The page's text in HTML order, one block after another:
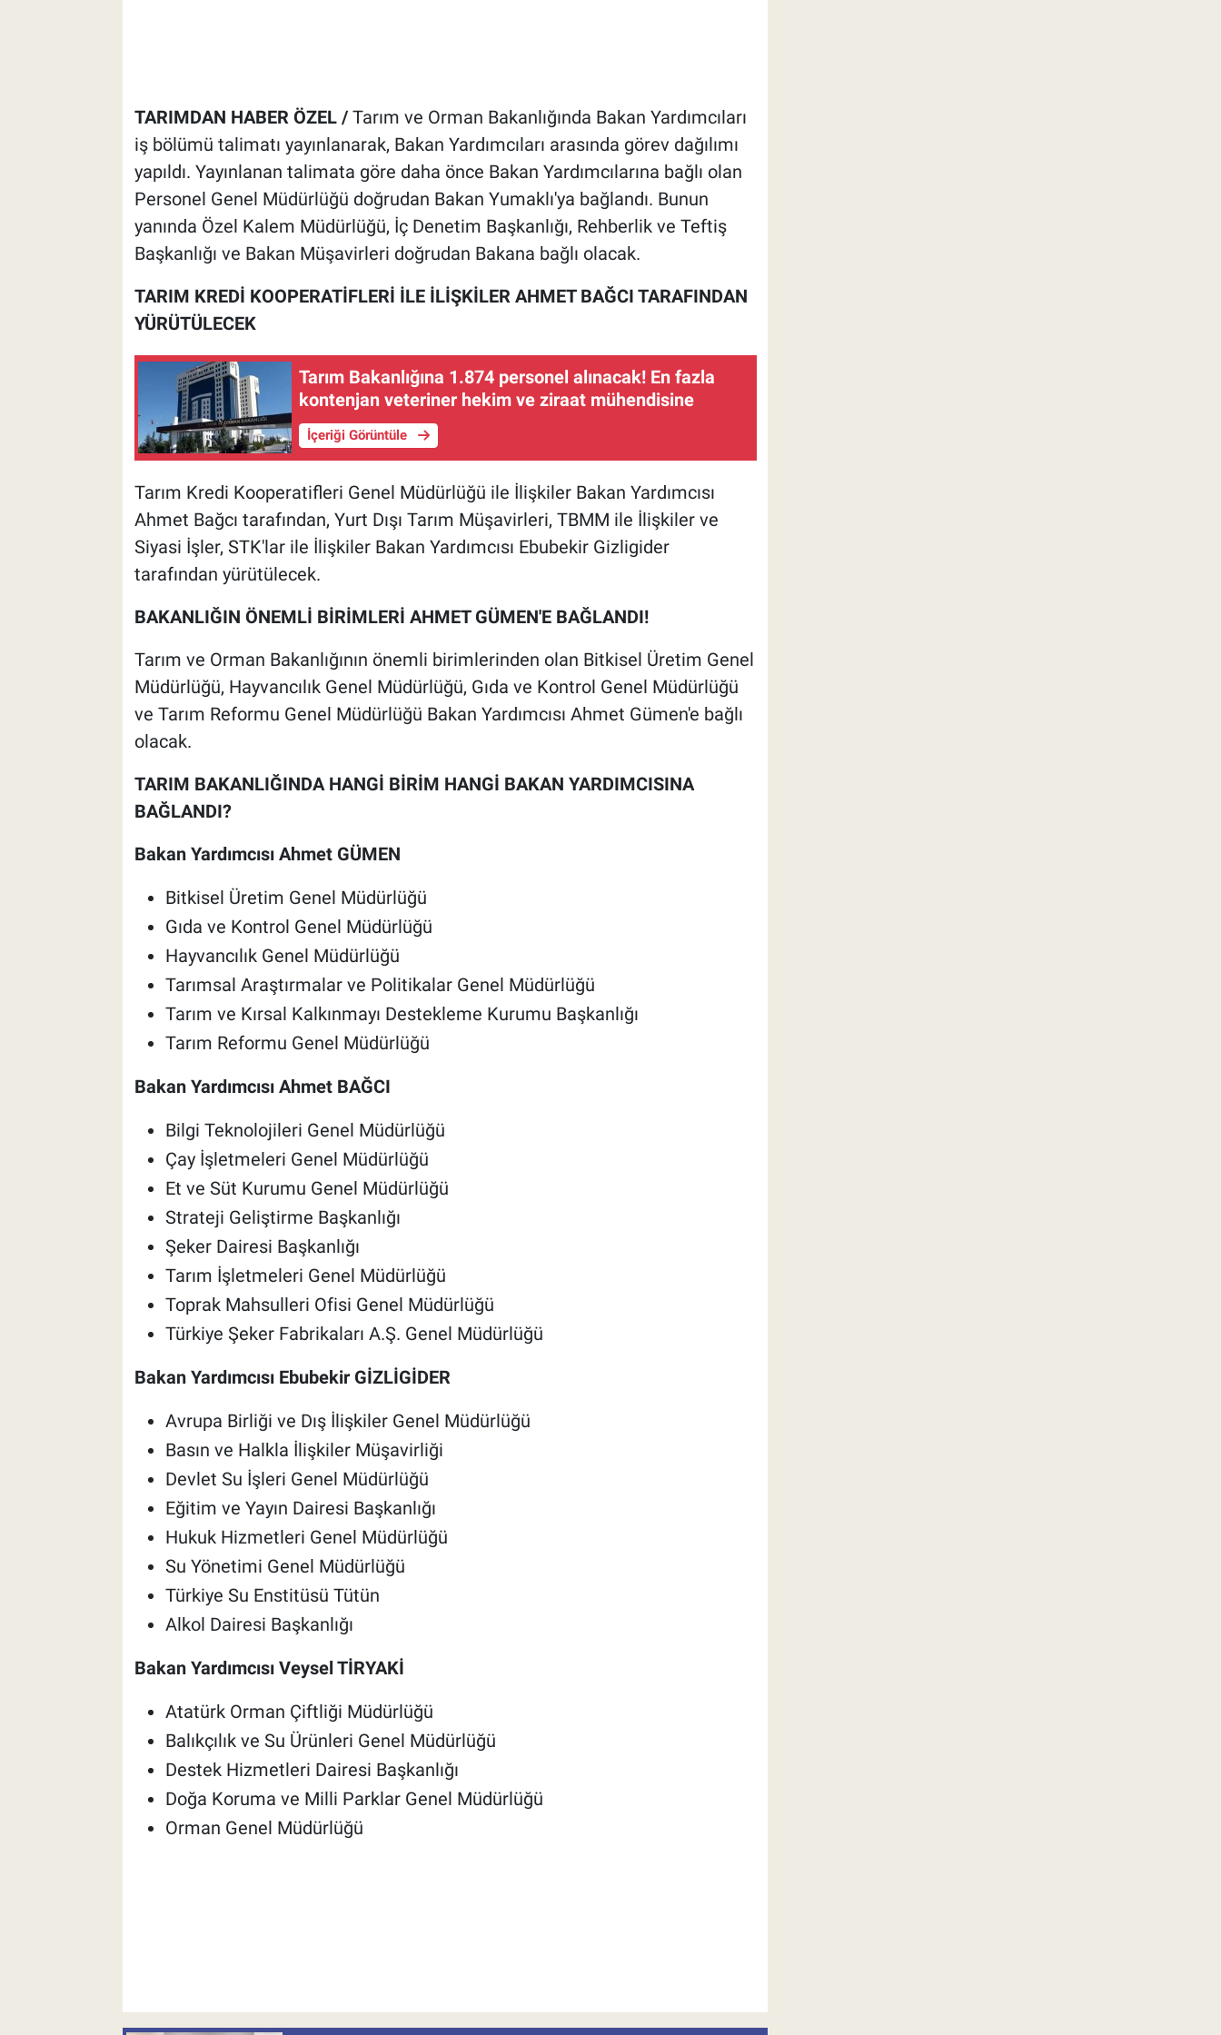
TARIMDAN HABER ÖZEL / Tarım ve Orman Bakanlığında Bakan Yardımcıları
iş bölümü talimatı yayınlanarak, Bakan Yardımcıları arasında görev dağılımı
yapıldı. Yayınlanan talimata göre daha önce Bakan Yardımcılarına bağlı olan
Personel Genel Müdürlüğü doğrudan Bakan Yumaklı'ya bağlandı. Bunun
yanında Özel Kalem Müdürlüğü, İç Denetim Başkanlığı, Rehberlik ve Teftiş
Başkanlığı ve Bakan Müşavirleri doğrudan Bakana bağlı olacak.
TARIM KREDİ KOOPERATİFLERİ İLE İLİŞKİLER AHMET BAĞCI TARAFINDAN
YÜRÜTÜLECEK
Tarım Bakanlığına 1.874 personel alınacak! En fazla
kontenjan veteriner hekim ve ziraat mühendisine
İçeriği Görüntüle
Tarım Kredi Kooperatifleri Genel Müdürlüğü ile İlişkiler Bakan Yardımcısı
Ahmet Bağcı tarafından, Yurt Dışı Tarım Müşavirleri, TBMM ile İlişkiler ve
Siyasi İşler, STK'lar ile İlişkiler Bakan Yardımcısı Ebubekir Gizligider
tarafından yürütülecek.
BAKANLIĞIN ÖNEMLİ BİRİMLERİ AHMET GÜMEN'E BAĞLANDI!
Tarım ve Orman Bakanlığının önemli birimlerinden olan Bitkisel Üretim Genel
Müdürlüğü, Hayvancılık Genel Müdürlüğü, Gıda ve Kontrol Genel Müdürlüğü
ve Tarım Reformu Genel Müdürlüğü Bakan Yardımcısı Ahmet Gümen'e bağlı
olacak.
TARIM BAKANLIĞINDA HANGİ BİRİM HANGİ BAKAN YARDIMCISINA
BAĞLANDI?
Bakan Yardımcısı Ahmet GÜMEN
Bitkisel Üretim Genel Müdürlüğü
Gıda ve Kontrol Genel Müdürlüğü
Hayvancılık Genel Müdürlüğü
Tarımsal Araştırmalar ve Politikalar Genel Müdürlüğü
Tarım ve Kırsal Kalkınmayı Destekleme Kurumu Başkanlığı
Tarım Reformu Genel Müdürlüğü
Bakan Yardımcısı Ahmet BAĞCI
Bilgi Teknolojileri Genel Müdürlüğü
Çay İşletmeleri Genel Müdürlüğü
Et ve Süt Kurumu Genel Müdürlüğü
Strateji Geliştirme Başkanlığı
Şeker Dairesi Başkanlığı
Tarım İşletmeleri Genel Müdürlüğü
Toprak Mahsulleri Ofisi Genel Müdürlüğü
Türkiye Şeker Fabrikaları A.Ş. Genel Müdürlüğü
Bakan Yardımcısı Ebubekir GİZLİGİDER
Avrupa Birliği ve Dış İlişkiler Genel Müdürlüğü
Basın ve Halkla İlişkiler Müşavirliği
Devlet Su İşleri Genel Müdürlüğü
Eğitim ve Yayın Dairesi Başkanlığı
Hukuk Hizmetleri Genel Müdürlüğü
Su Yönetimi Genel Müdürlüğü
Türkiye Su Enstitüsü Tütün
Alkol Dairesi Başkanlığı
Bakan Yardımcısı Veysel TİRYAKİ
Atatürk Orman Çiftliği Müdürlüğü
Balıkçılık ve Su Ürünleri Genel Müdürlüğü
Destek Hizmetleri Dairesi Başkanlığı
Doğa Koruma ve Milli Parklar Genel Müdürlüğü
Orman Genel Müdürlüğü